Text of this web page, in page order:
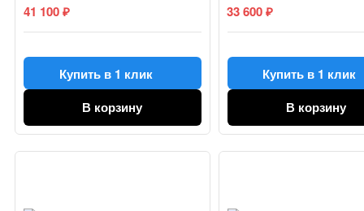
41 100₽
Купить в 1 клик
В корзину
33 600₽
Купить в 1 клик
В корзину